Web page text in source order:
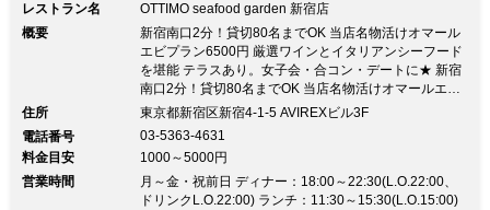
が心地よい芝生のルーフバルコニーと太
陽の光が、ディナータイムには高層ビル
の夜景が、心地よく店内を照らしてくれ
ます。大都会・新宿の喧騒を忘れられる
お洒落な空間で、ごゆっくりと贅沢なひ
と時をお過ごしください。
レストラン名
OTTIMO seafood garden 新宿店
概要
新宿南口2分！貸切80名までOK 当店名物活けオマール
エビプラン6500円 厳選ワインとイタリアンシーフード
を堪能 テラスあり。女子会・合コン・デートに★ 新宿
南口2分！貸切80名までOK 当店名物活けオマールエビ
プラン6500円 厳選ワインとイタリアンシーフードを堪
徒歩2分＞ テラスもある空中庭園のような開放的な店
内。 女子会・合コン・デートに最適な新宿の夜景を一
望できます。 ▼厳選イタリアンとワインを堪能▼ 国産
牛フィレ肉とスペイン産のエイジングポークなど、 お
住所
東京都新宿区新宿4-1-5 AVIREXビル3F
電話番号
03-5363-4631
料金目安
1000～5000円
営業時間
月～金・祝前日 ディナー：18:00～22:30(L.O.22:00、
ドリンクL.O.22:00) ランチ：11:30～15:30(L.O.15:00)